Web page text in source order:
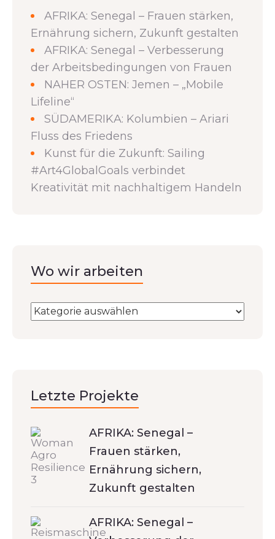
AFRIKA: Senegal – Frauen stärken,
Ernährung sichern, Zukunft gestalten
AFRIKA: Senegal – Verbesserung
der Arbeitsbedingungen von Frauen
NAHER OSTEN: Jemen – „Mobile
Lifeline“
SÜDAMERIKA: Kolumbien – Ariari
Fluss des Friedens
Kunst für die Zukunft: Sailing
#Art4GlobalGoals verbindet
Kreativität mit nachhaltigem Handeln
Wo wir arbeiten
Letzte Projekte
AFRIKA: Senegal –
Frauen stärken,
Ernährung sichern,
Zukunft gestalten
AFRIKA: Senegal –